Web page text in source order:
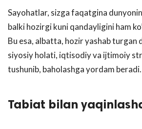
Sayohatlar, sizga faqatgina
balki hozirgi kuni qandayligini ham
Bu esa, albatta, hozir yashab turgan
siyosiy holati, iqtisodiy va ijtimoiy
tushunib, baholashga yordam beradi.
Tabiat bilan